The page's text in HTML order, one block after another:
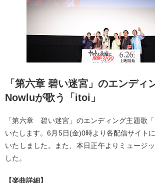
「第六章 碧い迷宮」のエンディ
Nowluが歌う「itoi」
「第六章 碧い迷宮」のエンディング主題歌
いたします。6月5日(金)0時より各配信サイト
いたしました。また、本日正午よりミュージ
した。
【楽曲詳細】